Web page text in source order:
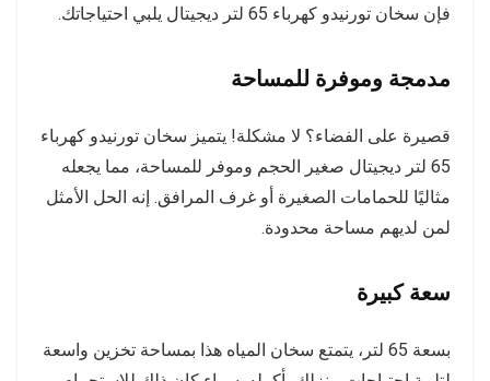
فإن سخان تورنيدو كهرباء 65 لتر ديجيتال يلبي احتياجاتك.
مدمجة وموفرة للمساحة
قصيرة على الفضاء؟ لا مشكلة! يتميز سخان تورنيدو كهرباء
65 لتر ديجيتال صغير الحجم وموفر للمساحة، مما يجعله
مثاليًا للحمامات الصغيرة أو غرف المرافق. إنه الحل الأمثل
لمن لديهم مساحة محدودة.
سعة كبيرة
بسعة 65 لتر، يتمتع سخان المياه هذا بمساحة تخزين واسعة